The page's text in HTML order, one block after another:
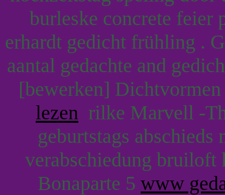
burleske concrete feier
erhardt gedicht frühling .
aantal gedachte and
[bewerken]
lezen rilke Marvell -
geburtstags
verabschiedung
Bonaparte 5 www